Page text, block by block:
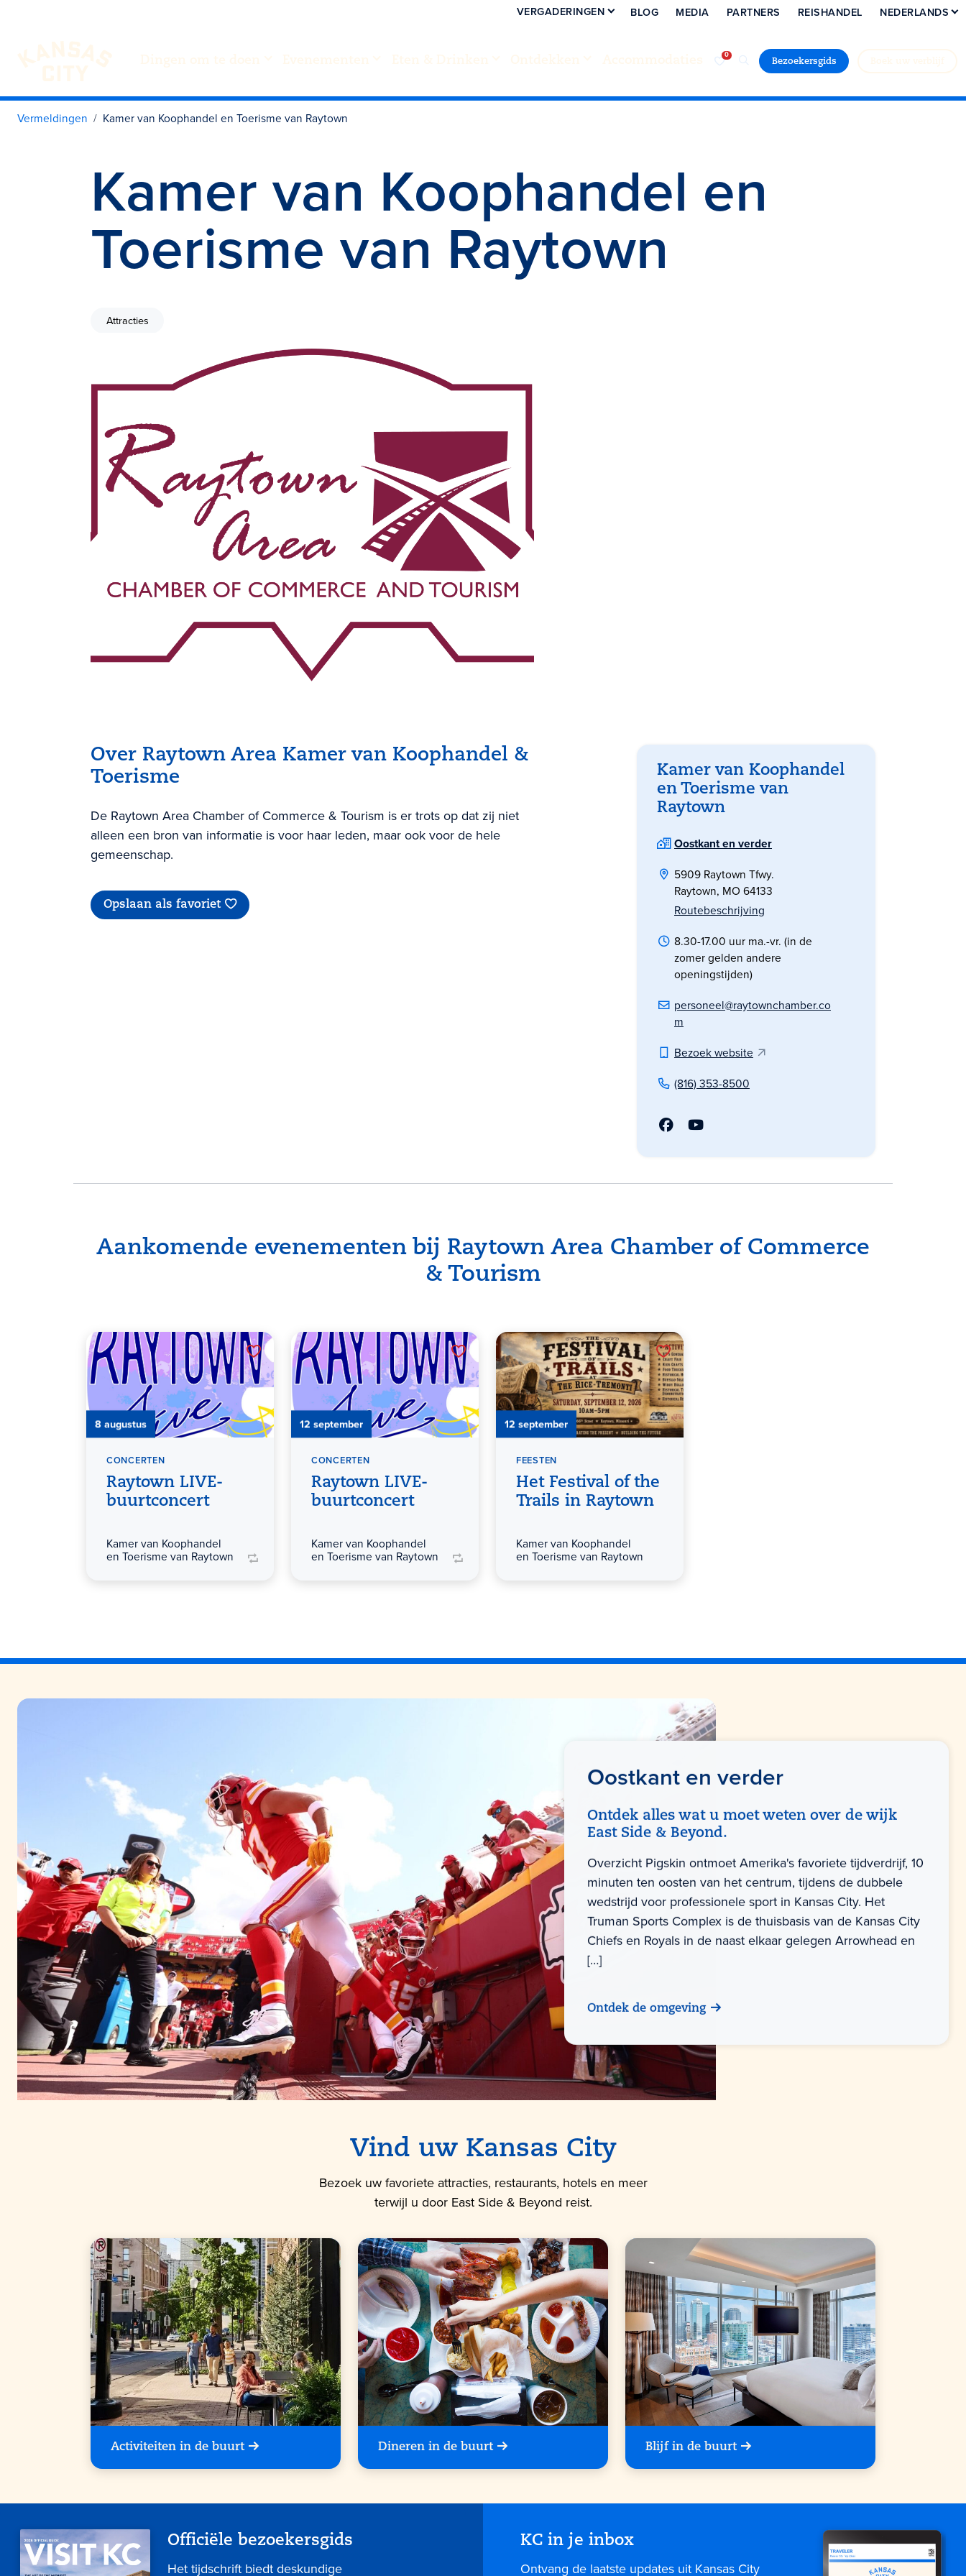
Bezoek KC
Bezoekersgids
VERGADERINGEN BLOG MEDIA PARTNERS REISHANDEL NEDERLANDS
Vermeldingen Kamer van Koophandel en Toerisme van Raytown
Kamer van Koophandel en
Toerisme van Raytown
Attracties
Over Raytown Area Kamer van Koophandel &
Toerisme
De Raytown Area Chamber of Commerce & Tourism is er trots op dat zij niet
alleen een bron van informatie is voor haar leden, maar ook voor de hele
gemeenschap.
Opslaan als favoriet
Kamer van Koophandel
en Toerisme van
Raytown
Oostkant en verder
5909 Raytown Tfwy.
Raytown, MO 64133
Routebeschrijving
8.30-17.00 uur ma.-vr. (in de
zomer gelden andere
openingstijden)
personeel@raytownchamber.co
m
Bezoek website
(816) 353-8500
Aankomende evenementen bij Raytown Area Chamber of Commerce
& Tourism
8 augustus
CONCERTEN
Raytown LIVE-
buurtconcert
Kamer van Koophandel
en Toerisme van Raytown
12 september
CONCERTEN
Raytown LIVE-
buurtconcert
Kamer van Koophandel
en Toerisme van Raytown
12 september
FEESTEN
Het Festival of the
Trails in Raytown
Kamer van Koophandel
en Toerisme van Raytown
Oostkant en verder
Ontdek alles wat u moet weten over de wijk
East Side & Beyond.
Overzicht Pigskin ontmoet Amerika's favoriete tijdverdrijf, 10
minuten ten oosten van het centrum, tijdens de dubbele
wedstrijd voor professionele sport in Kansas City. Het
Truman Sports Complex is de thuisbasis van de Kansas City
Chiefs en Royals in de naast elkaar gelegen Arrowhead en
[…]
Ontdek de omgeving
Vind uw Kansas City
Bezoek uw favoriete attracties, restaurants, hotels en meer
terwijl u door East Side & Beyond reist.
Activiteiten in de buurt Dineren in de buurt Blijf in de buurt
Officiële bezoekersgids
Het tijdschrift biedt deskundige
KC in je inbox
Ontvang de laatste updates uit Kansas City